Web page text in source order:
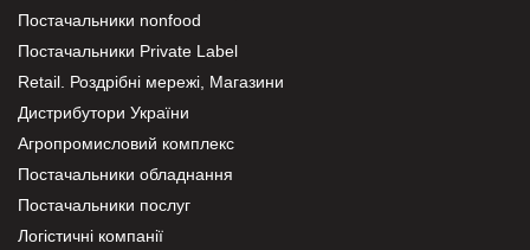
Постачальники nonfood
Постачальники Private Label
Retail. Роздрібні мережі, Магазини
Дистрибутори України
Агропромисловий комплекс
Постачальники обладнання
Постачальники послуг
Логістичні компанії